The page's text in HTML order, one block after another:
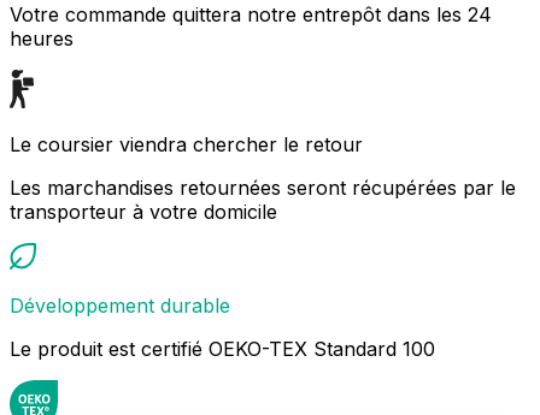
Votre commande quittera notre entrepôt dans les 24
heures
Le coursier viendra chercher le retour
Les marchandises retournées seront récupérées par le
transporteur à votre domicile
Développement durable
Le produit est certifié OEKO-TEX Standard 100